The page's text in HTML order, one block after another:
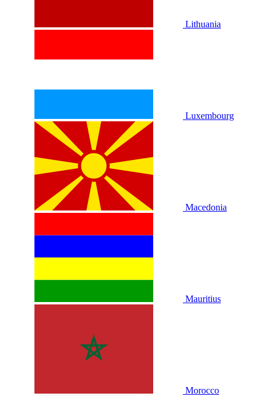
Lithuania
Luxembourg
Macedonia
Mauritius
Morocco